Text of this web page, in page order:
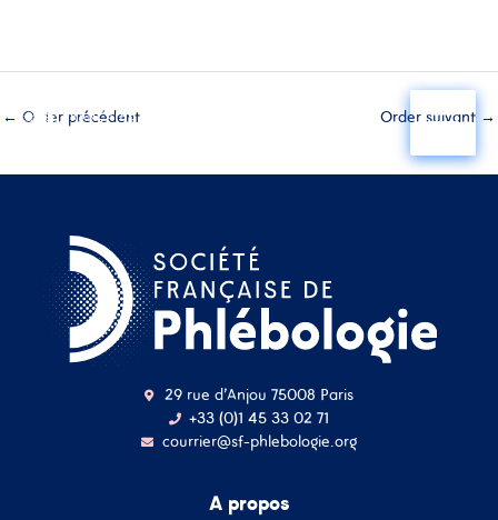
← Order précédent Order suivant →
29 rue d'Anjou 75008 Paris
+33 (0)1 45 33 02 71
courrier@sf-phlebologie.org
A propos
adresse mail